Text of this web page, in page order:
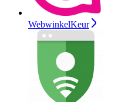
WebwinkelKeur